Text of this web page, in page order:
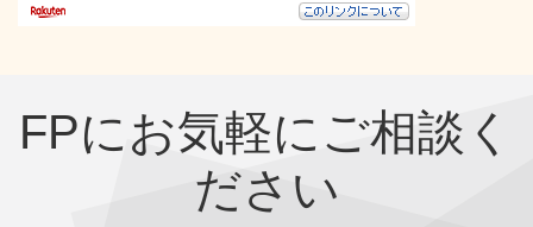
FPにお気軽にご相談く
ださい